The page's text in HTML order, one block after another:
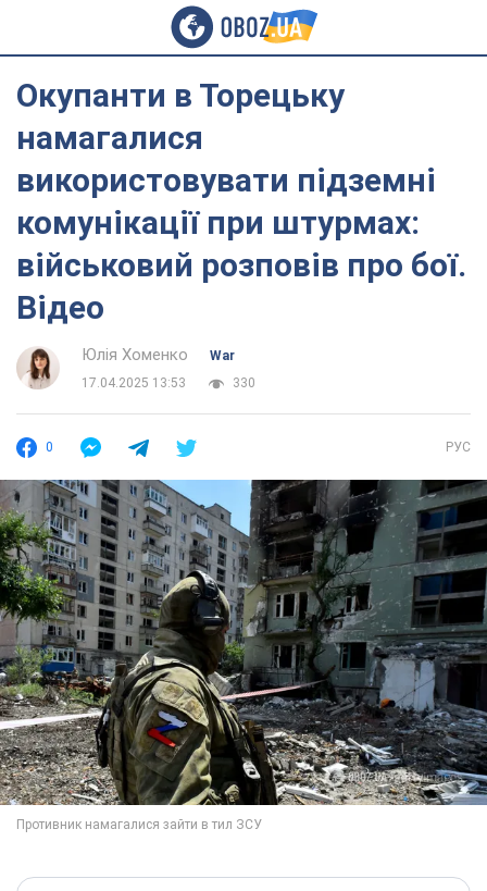
Окупанти в Торецьку
намагалися
використовувати підземні
комунікації при штурмах:
військовий розповів про бої.
Відео
Юлія Хоменко
War
17.04.2025 13:53
330
0 РУС